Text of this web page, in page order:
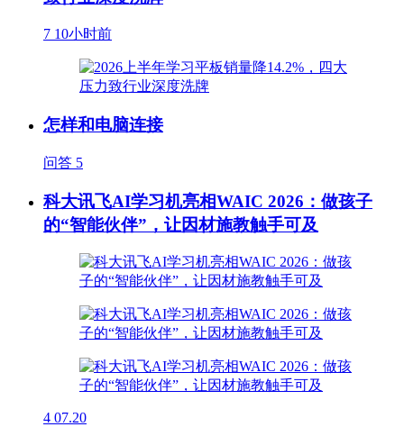
7 10小时前
怎样和电脑连接
问答 5
科大讯飞AI学习机亮相WAIC 2026：做孩子
的“智能伙伴”，让因材施教触手可及
4 07.20